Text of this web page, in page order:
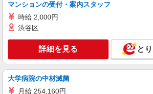
い・週払い可能（規程有）★
詳
株式会社シエロ
【楽天モバイル】のエリア
給（規定あり） ゜+゜・。○。・゜+゜・。
○。・゜+゜ 入社祝い金10万円支給
東海地方を中心とした店
マンションの受付・案内スタッフ
時給 2,000円
渋谷区
詳細を見る と
大学病院の中材滅菌
月給 254,160円